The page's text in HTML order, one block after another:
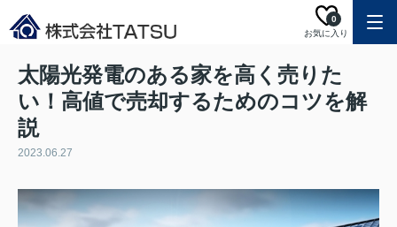
お気に入り
0
太陽光発電のある家を高く売りた
い！高値で売却するためのコツを解
説
2023.06.27